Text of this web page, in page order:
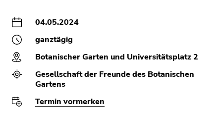
den
Zusatzinformationen
5)
Zu
Seiteneinstellungen
(Benutzer/Sprache)
04.05.2024
ganztägig
Botanischer Garten und Universitätsplatz 2
Gesellschaft der Freunde des Botanischen
Gartens
Termin vormerken